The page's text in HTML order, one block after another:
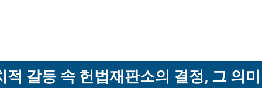
적 갈등 속 헌법재판소의 결정, 그 의